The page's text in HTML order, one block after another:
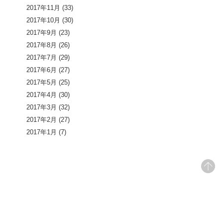
2017年11月 (33)
2017年10月 (30)
2017年9月 (23)
2017年8月 (26)
2017年7月 (29)
2017年6月 (27)
2017年5月 (25)
2017年4月 (30)
2017年3月 (32)
2017年2月 (27)
2017年1月 (7)